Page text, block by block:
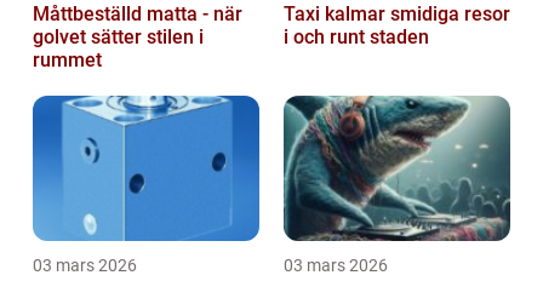
Måttbeställd matta - när
golvet sätter stilen i
rummet
Taxi kalmar smidiga resor
i och runt staden
03 mars 2026 03 mars 2026